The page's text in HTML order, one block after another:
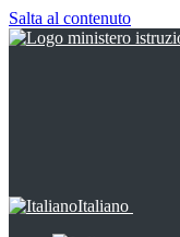
Salta al contenuto
Italiano